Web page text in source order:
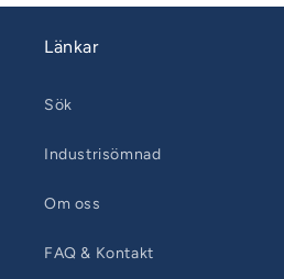
Länkar
Sök
Industrisömnad
Om oss
FAQ & Kontakt